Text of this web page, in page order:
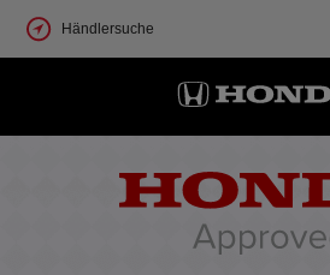
Händlersuche